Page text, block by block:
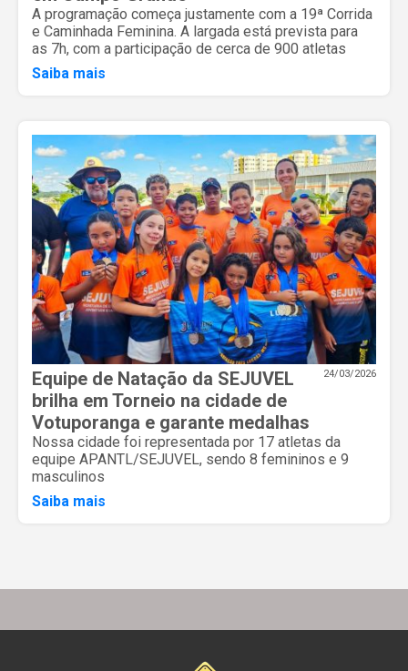
A programação começa justamente com a 19ª Corrida
e Caminhada Feminina. A largada está prevista para
as 7h, com a participação de cerca de 900 atletas
Saiba mais
24/03/2026
Equipe de Natação da SEJUVEL
brilha em Torneio na cidade de
Votuporanga e garante medalhas
Nossa cidade foi representada por 17 atletas da
equipe APANTL/SEJUVEL, sendo 8 femininos e 9
masculinos
Saiba mais